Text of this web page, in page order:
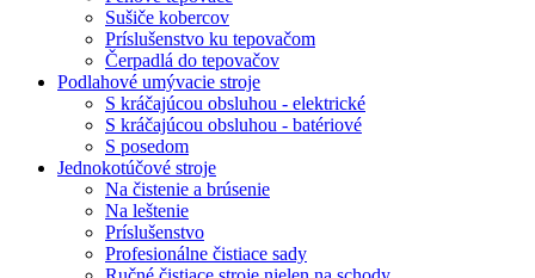
Sušiče kobercov
Príslušenstvo ku tepovačom
Čerpadlá do tepovačov
Podlahové umývacie stroje
S kráčajúcou obsluhou - elektrické
S kráčajúcou obsluhou - batériové
S posedom
Jednokotúčové stroje
Na čistenie a brúsenie
Na leštenie
Príslušenstvo
Profesionálne čistiace sady